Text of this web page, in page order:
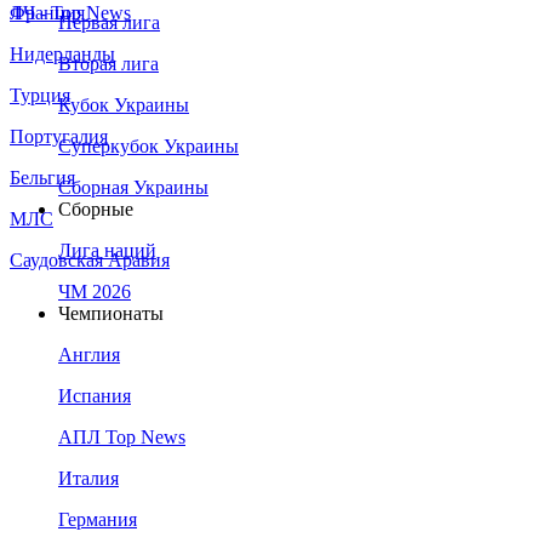
Франция
Нидерланды
Турция
Португалия
Бельгия
МЛС
Саудовская Аравия
ЛЧ - Top News
Первая лига
Вторая лига
Кубок Украины
Суперкубок Украины
Сборная Украины
Сборные
Лига наций
ЧМ 2026
Чемпионаты
Англия
Испания
АПЛ Top News
Италия
Германия